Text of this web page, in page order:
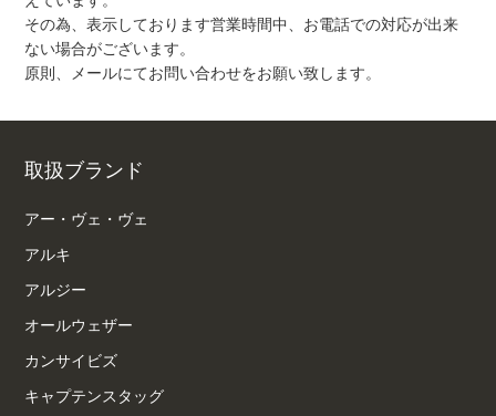
その為、表示しております営業時間中、お電話での対応が出来
ない場合がございます。
原則、メールにてお問い合わせをお願い致します。
取扱ブランド
アー・ヴェ・ヴェ
アルキ
アルジー
オールウェザー
カンサイビズ
キャプテンスタッグ